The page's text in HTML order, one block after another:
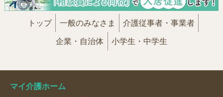
トップ 一般のみなさま 介護従事者・事業者
企業・自治体 小学生・中学生
マイ介護ホーム